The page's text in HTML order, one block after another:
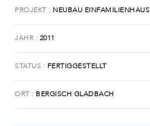
PROJEKT NEUBAU EINFAMILIENHAUS
JAHR 2011
STATUS FERTIGGESTELLT
ORT BERGISCH GLADBACH